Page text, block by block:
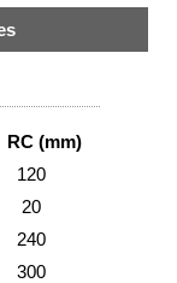
RC (mm)
120
20
240
300